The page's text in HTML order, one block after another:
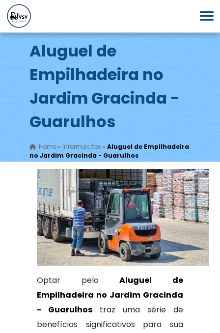
Aluguel de
Empilhadeira no
Jardim Gracinda -
Guarulhos
Home» Informações » Aluguel de Empilhadeira
no Jardim Gracinda - Guarulhos
Optar peloAluguel de
Empilhadeira no Jardim Gracinda
- Guarulhostraz uma série de
benefícios significativos para sua